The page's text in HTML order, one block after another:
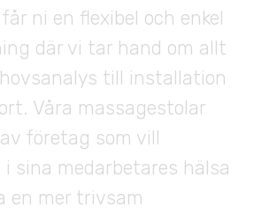
ni en flexibel och enkel
där vi tar hand om allt
till installation
Våra massagestolar
företag som vill
sina medarbetares hälsa
en mer trivsam